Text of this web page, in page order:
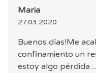
Maria
27.03.2020
Buenos días!Me
confinamiento un
estoy algo pérdida